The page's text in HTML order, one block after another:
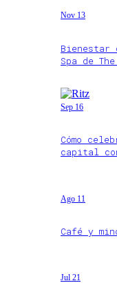
Nov 13
Bienestar
Spa de
Sep 16
Cómo
capital
Ago 11
Café y
Jul 21